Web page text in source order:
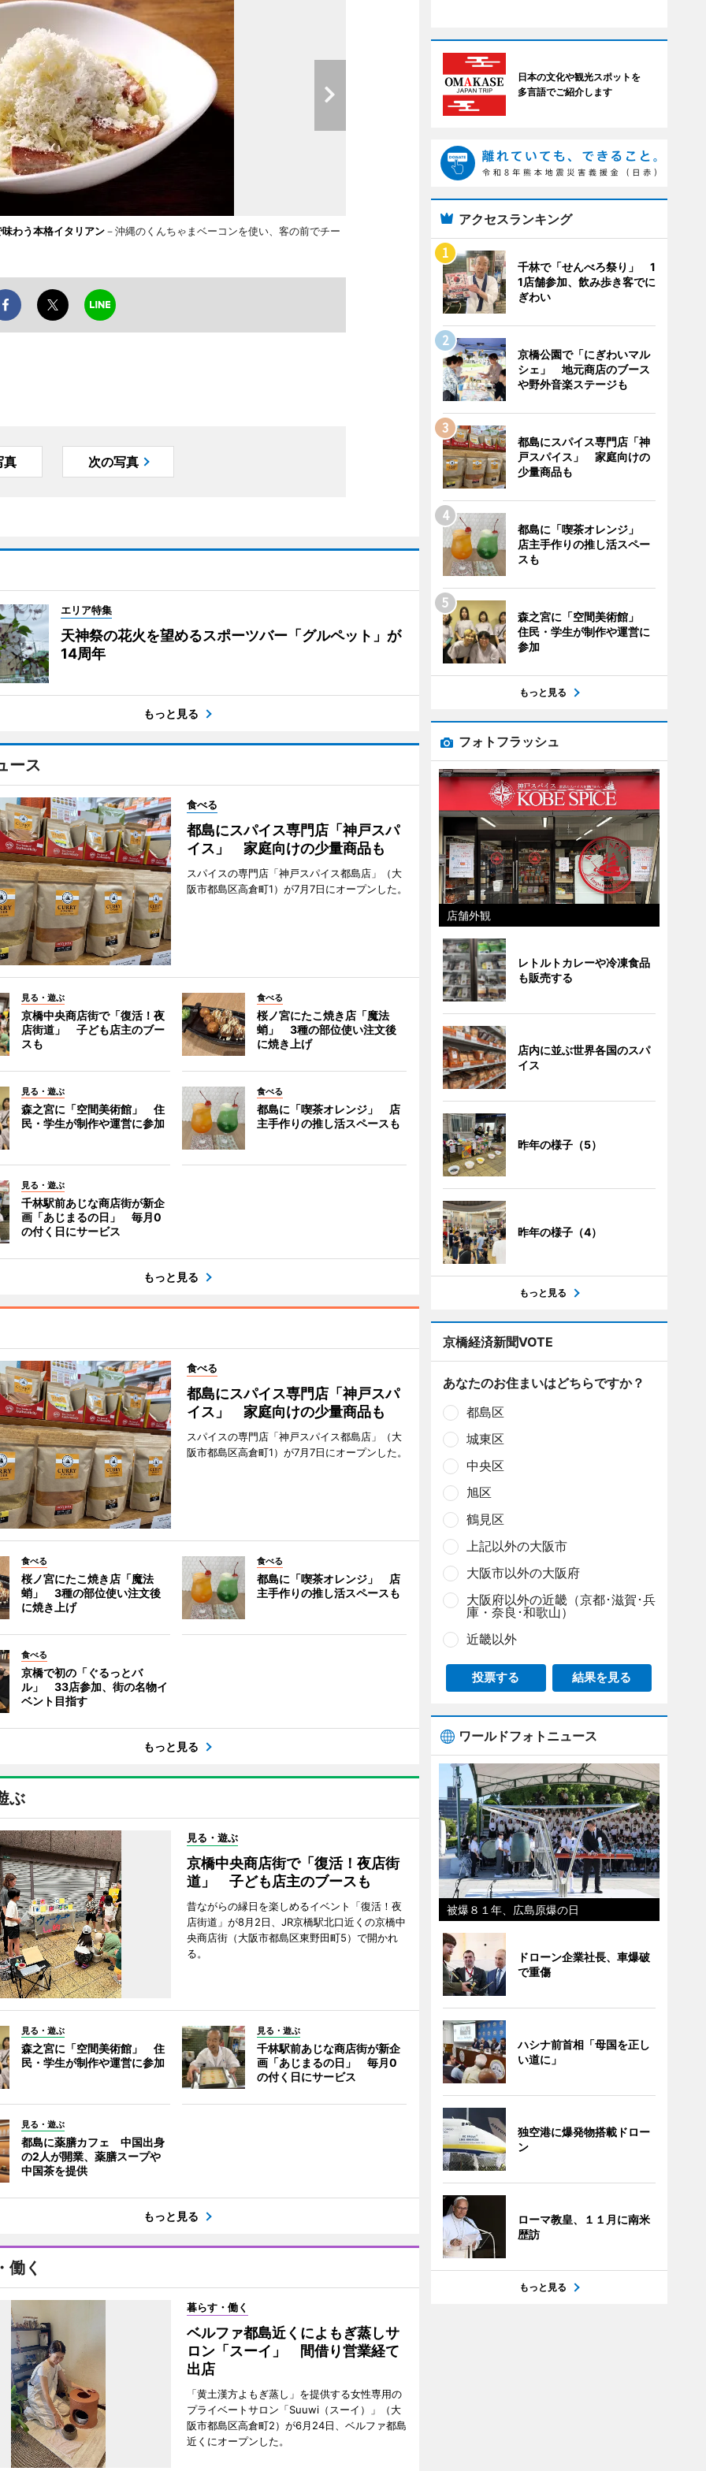
わう本格イタリアン－沖縄のくんちゃまベーコンを使い、客の前でチー
真 次の写真
エリア特集
天神祭の花火を望めるスポーツバー「グルペット」が
14周年
もっと見る
ース
食べる
都島にスパイス専門店「神戸スパ
イス」 家庭向けの少量商品も
スパイスの専門店「神戸スパイス都島店」（大
阪市都島区高倉町1）が7月7日にオープンした。
見る・遊ぶ
京橋中央商店街で「復活！夜
店街道」 子ども店主のブー
スも
食べる
桜ノ宮にたこ焼き店「魔法
蛸」 3種の部位使い注文後
に焼き上げ
見る・遊ぶ
森之宮に「空間美術館」 住
民・学生が制作や運営に参加
食べる
都島に「喫茶オレンジ」 店
主手作りの推し活スペースも
見る・遊ぶ
千林駅前あじな商店街が新企
画「あじまるの日」 毎月0
の付く日にサービス
もっと見る
食べる
都島にスパイス専門店「神戸スパ
イス」 家庭向けの少量商品も
スパイスの専門店「神戸スパイス都島店」（大
阪市都島区高倉町1）が7月7日にオープンした。
食べる
桜ノ宮にたこ焼き店「魔法
蛸」 3種の部位使い注文後
に焼き上げ
食べる
都島に「喫茶オレンジ」 店
主手作りの推し活スペースも
食べる
京橋で初の「ぐるっとバ
ル」 33店参加、街の名物イ
ベント目指す
もっと見る
ぶ
見る・遊ぶ
京橋中央商店街で「復活！夜店街
道」 子ども店主のブースも
昔ながらの縁日を楽しめるイベント「復活！夜
店街道」が8月2日、JR京橋駅北口近くの京橋中
央商店街（大阪市都島区東野田町5）で開かれ
る。
見る・遊ぶ
森之宮に「空間美術館」 住
民・学生が制作や運営に参加
見る・遊ぶ
千林駅前あじな商店街が新企
画「あじまるの日」 毎月0
の付く日にサービス
見る・遊ぶ
都島に薬膳カフェ 中国出身
の2人が開業、薬膳スープや
中国茶を提供
もっと見る
働く
暮らす・働く
ベルファ都島近くによもぎ蒸しサ
ロン「スーイ」 間借り営業経て
出店
「黄土漢方よもぎ蒸し」を提供する女性専用の
プライベートサロン「Suuwi（スーイ）」（大
阪市都島区高倉町2）が6月24日、ベルファ都島
近くにオープンした。
日本の文化や観光スポットを
多言語でご紹介します
アクセスランキング
千林で「せんべろ祭り」 1
1店舗参加、飲み歩き客でに
ぎわい
京橋公園で「にぎわいマル
シェ」 地元商店のブース
や野外音楽ステージも
都島にスパイス専門店「神
戸スパイス」 家庭向けの
少量商品も
都島に「喫茶オレンジ」
店主手作りの推し活スペー
スも
森之宮に「空間美術館」
住民・学生が制作や運営に
参加
もっと見る
フォトフラッシュ
店舗外観
レトルトカレーや冷凍食品
も販売する
店内に並ぶ世界各国のスパ
イス
昨年の様子（5）
昨年の様子（4）
もっと見る
京橋経済新聞VOTE
あなたのお住まいはどちらですか？
都島区
城東区
中央区
旭区
鶴見区
上記以外の大阪市
大阪市以外の大阪府
大阪府以外の近畿（京都･滋賀･兵
庫・奈良･和歌山）
近畿以外
投票する 結果を見る
ワールドフォトニュース
被爆８１年、広島原爆の日
ドローン企業社長、車爆破
で重傷
ハシナ前首相「母国を正し
い道に」
独空港に爆発物搭載ドロー
ン
ローマ教皇、１１月に南米
歴訪
もっと見る